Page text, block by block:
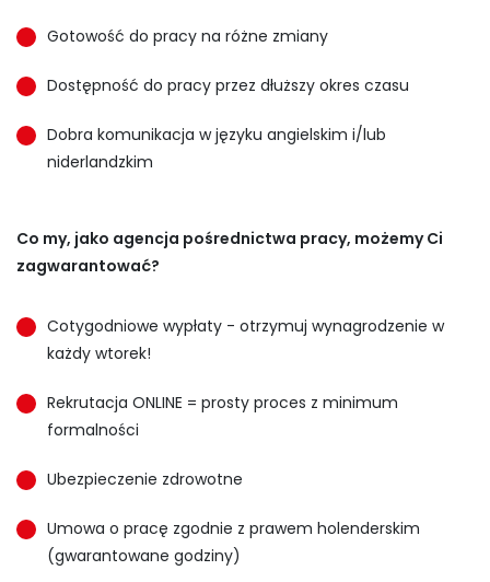
Gotowość do pracy na różne zmiany
Dostępność do pracy przez dłuższy okres czasu
Dobra komunikacja w języku angielskim i/lub
niderlandzkim
Co my, jako agencja pośrednictwa pracy, możemy Ci
zagwarantować?
Cotygodniowe wypłaty - otrzymuj wynagrodzenie w
każdy wtorek!
Rekrutacja ONLINE = prosty proces z minimum
formalności
Ubezpieczenie zdrowotne
Umowa o pracę zgodnie z prawem holenderskim
(gwarantowane godziny)